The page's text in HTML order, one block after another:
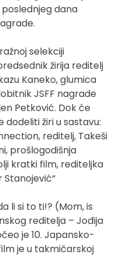
dana
selekciji
žirija reditelj
Kaneko, glumica
JSFF nagrade
Petković. Dok će
žiri u sastavu:
reditelj, Takeši
prošlogodišnja
kratki film, rediteljka
Stanojević“
li si to ti!? (Mom, is
reditelja – Jođija
je 10. Japansko-
je u takmičarskoj